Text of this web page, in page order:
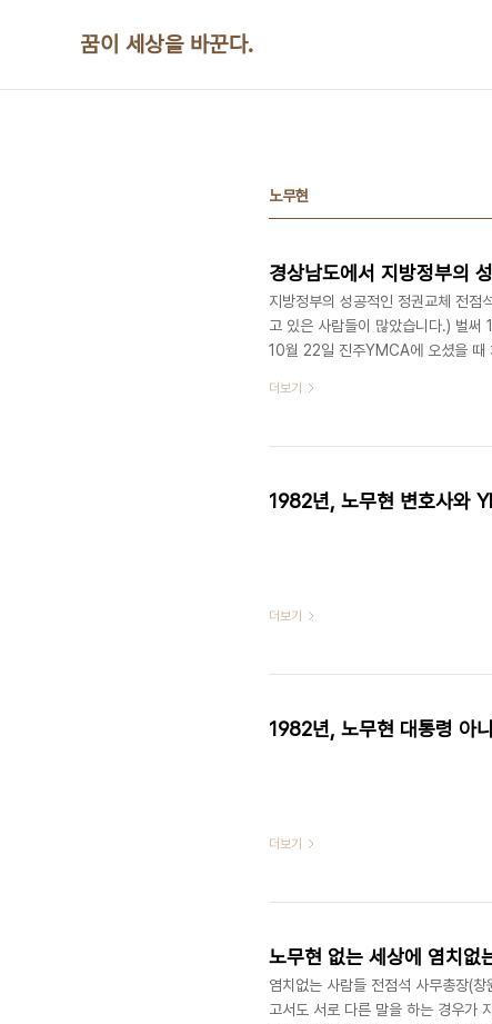
꿈이 세상을 바꾼다.
노무현
경상남도에서 지방정부의
지방정부의 성공적인 정권교체 전
고 있은 사람들이 많았습니다.) 벌써
10월 22일 진주YMCA에 오셨을 때
민선자치 1년을 되돌아보는 자리였
알고 있었습니다. 그때도 축하인사
더보기
1982년, 노무현 변호사와
더보기
1982년, 노무현 대통령 아
더보기
노무현 없는 세상에 염치없
염치없는 사람들 전점석 사무총장(
고서도 서로 다른 말을 하는 경우가